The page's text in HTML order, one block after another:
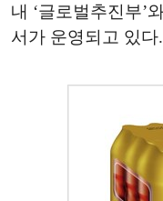
내 ‘글로벌추진부’
서가 운영되고 있다.